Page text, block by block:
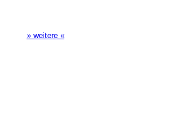
» weitere «